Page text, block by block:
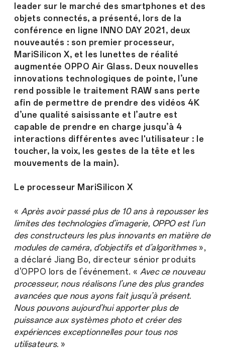
leader sur le marché des smartphones et des
objets connectés, a présenté, lors de la
conférence en ligne INNO DAY 2021, deux
nouveautés : son premier processeur,
MariSilicon X, et les lunettes de réalité
augmentée OPPO Air Glass. Deux nouvelles
innovations technologiques de pointe, l’une
rend possible le traitement RAW sans perte
afin de permettre de prendre des vidéos 4K
d’une qualité saisissante et l’autre est
capable de prendre en charge jusqu’à 4
interactions différentes avec l'utilisateur : le
toucher, la voix, les gestes de la tête et les
mouvements de la main).
Le processeur MariSilicon X
« Après avoir passé plus de 10 ans à repousser les
limites des technologies d’imagerie, OPPO est l’un
des constructeurs les plus innovants en matière de
modules de caméra, d’objectifs et d’algorithmes»,
a déclaré Jiang Bo, directeur sénior produits
d'OPPO lors de l’événement. « Avec ce nouveau
processeur, nous réalisons l’une des plus grandes
avancées que nous ayons fait jusqu’à présent.
Nous pouvons aujourd’hui apporter plus de
puissance aux systèmes photo et créer des
expériences exceptionnelles pour tous nos
utilisateurs. »